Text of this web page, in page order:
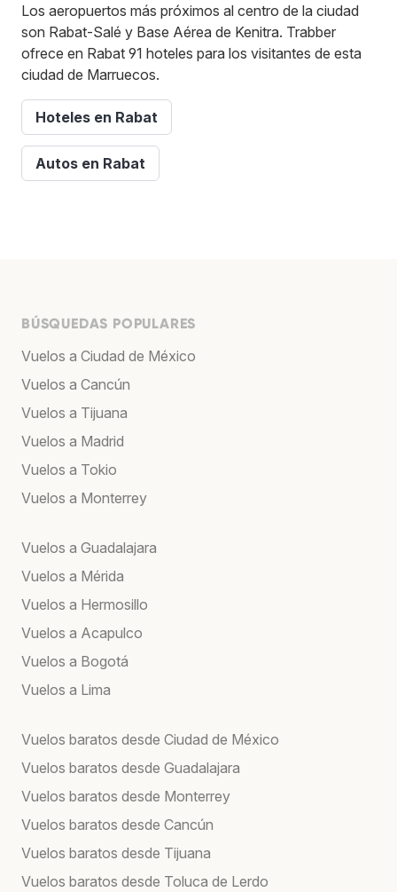
Los aeropuertos más próximos al centro de la ciudad
son Rabat-Salé y Base Aérea de Kenitra. Trabber
ofrece en Rabat 91 hoteles para los visitantes de esta
ciudad de Marruecos.
Hoteles en Rabat
Autos en Rabat
BÚSQUEDAS POPULARES
Vuelos a Ciudad de México
Vuelos a Cancún
Vuelos a Tijuana
Vuelos a Madrid
Vuelos a Tokio
Vuelos a Monterrey
Vuelos a Guadalajara
Vuelos a Mérida
Vuelos a Hermosillo
Vuelos a Acapulco
Vuelos a Bogotá
Vuelos a Lima
Vuelos baratos desde Ciudad de México
Vuelos baratos desde Guadalajara
Vuelos baratos desde Monterrey
Vuelos baratos desde Cancún
Vuelos baratos desde Tijuana
Vuelos baratos desde Toluca de Lerdo